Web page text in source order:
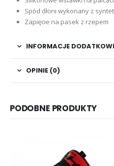
Spód dłoni wykonany z
Zapięcie na pasek z rzepem
INFORMACJE
OPINIE (0)
PODOBNE PRODUKTY